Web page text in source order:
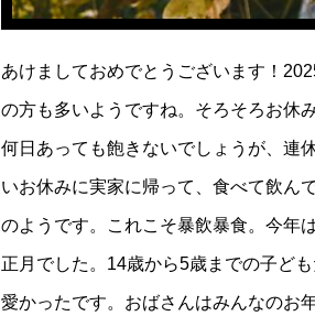
あけましておめでとうございます！
の方も多いようですね。そろそろお休
何日あっても飽きないでしょうが、連
いお休みに実家に帰って、食べて飲ん
のようです。これこそ暴飲暴食。今年
正月でした。14歳から5歳までの子ど
愛かったです。おばさんはみんなのお